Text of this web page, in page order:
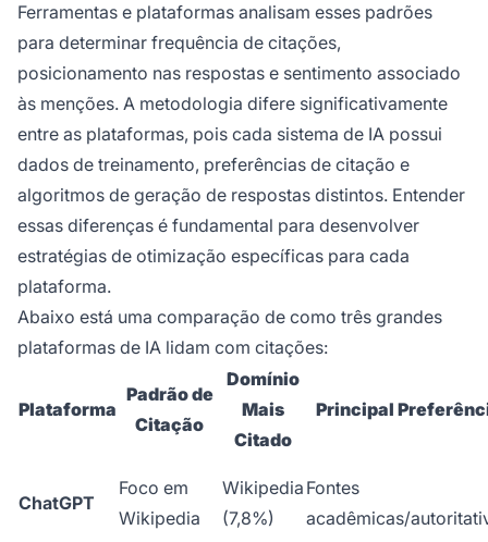
Ferramentas e plataformas analisam esses padrões
para determinar frequência de citações,
posicionamento nas respostas e sentimento associado
às menções. A metodologia difere significativamente
entre as plataformas, pois cada sistema de IA possui
dados de treinamento, preferências de citação e
algoritmos de geração de respostas distintos. Entender
essas diferenças é fundamental para desenvolver
estratégias de otimização específicas para cada
plataforma.
Abaixo está uma comparação de como três grandes
plataformas de IA lidam com citações:
Plataforma
Padrão de
Citação
Domínio
Mais
Citado
Principal
ChatGPT
Foco em
Wikipedia
Wikipedia
(7,8%)
Fontes
acadêmicas/